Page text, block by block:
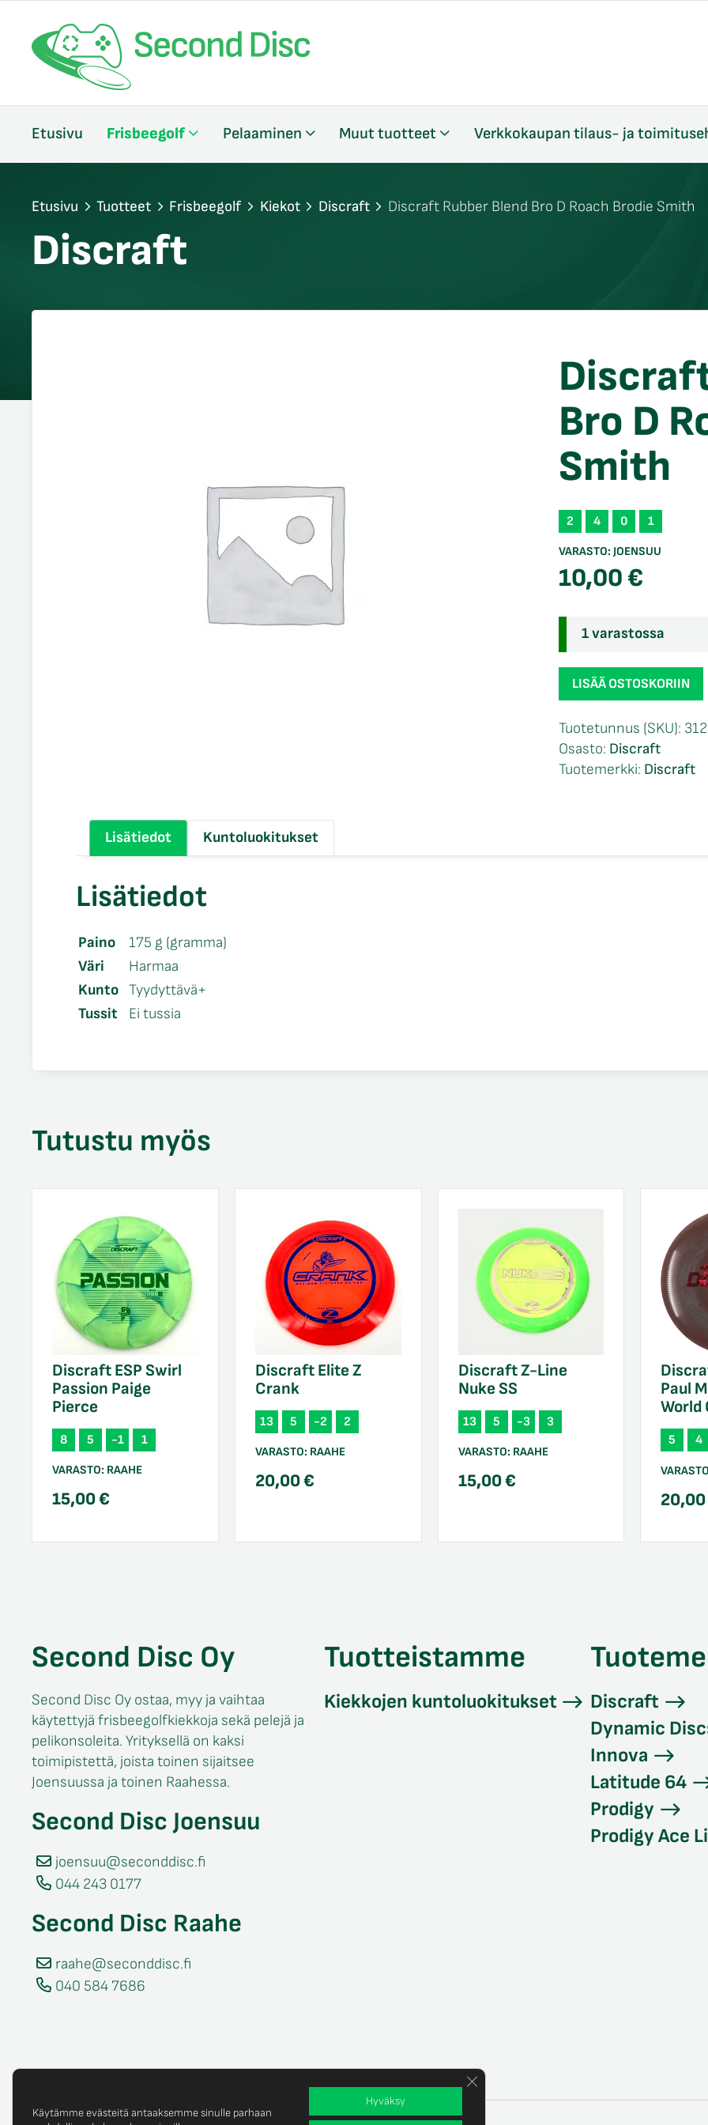
Etusivu Frisbeegolf Pelaaminen Muut tuotteet Verkkokaupan tilaus- ja
Etusivu Tuotteet Frisbeegolf Kiekot Discraft Discraft Rubber Blend Bro D Roach Brodie Smith
Discraft
Bro D
Smith
2 4 0 1
VARASTO: JOENSUU
10,00€
1 varastossa
Discraft
Rubber
Bro
D
Roach
LISÄÄ OSTOSKORIIN
Tuotetunnus (SKU):
Osasto: Discraft
Tuotemerkki: Discraft
Lisätiedot Kuntoluokitukset
Lisätiedot
Paino
175 g (gramma)
Väri
Harmaa
Kunto
Tyydyttävä+
Tussit
Ei tussia
Tutustu myös
Discraft ESP Swirl
Passion Paige
Pierce
8 5 -1 1
VARASTO: RAAHE
15,00€
Discraft Elite Z
Crank
13 5 -2 2
VARASTO: RAAHE
20,00€
Discraft Z-Line
Nuke SS
13 5 -3 3
VARASTO: RAAHE
15,00€
Paul
World
5 4
Second Disc Oy
Second Disc Oy ostaa, myy ja vaihtaa
käytettyjä frisbeegolfkiekkoja sekä pelejä ja
pelikonsoleita. Yrityksellä on kaksi
toimipistettä, joista toinen sijaitsee
Joensuussa ja toinen Raahessa.
Second Disc Joensuu
joensuu@seconddisc.fi
044 243 0177
Second Disc Raahe
raahe@seconddisc.fi
040 584 7686
Tuotteistamme
Kiekkojen kuntoluokitukset
Discraft
Dynamic
Innova
Latitude 64
Prodigy
Prodigy Ace
sulje
sulje
sulje
Käytämme evästeitä antaaksemme sinulle parhaan
Hyväksy
Sulje evästebanneri